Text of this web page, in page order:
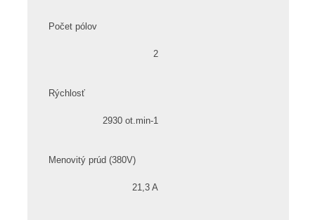
Počet pólov
2
Rýchlosť
2930 ot.min-1
Menovitý prúd (380V)
21,3 A